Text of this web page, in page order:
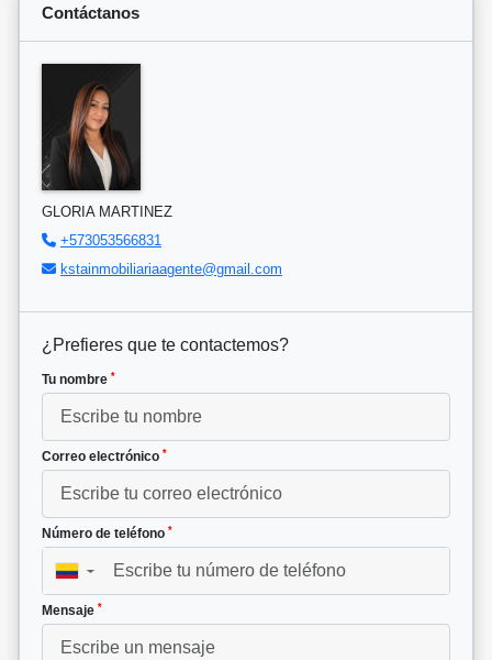
Contáctanos
GLORIA MARTINEZ
+573053566831
kstainmobiliariaagente@gmail.com
¿Prefieres que te contactemos?
Tu nombre *
Correo electrónico *
Número de teléfono *
▼
Mensaje *